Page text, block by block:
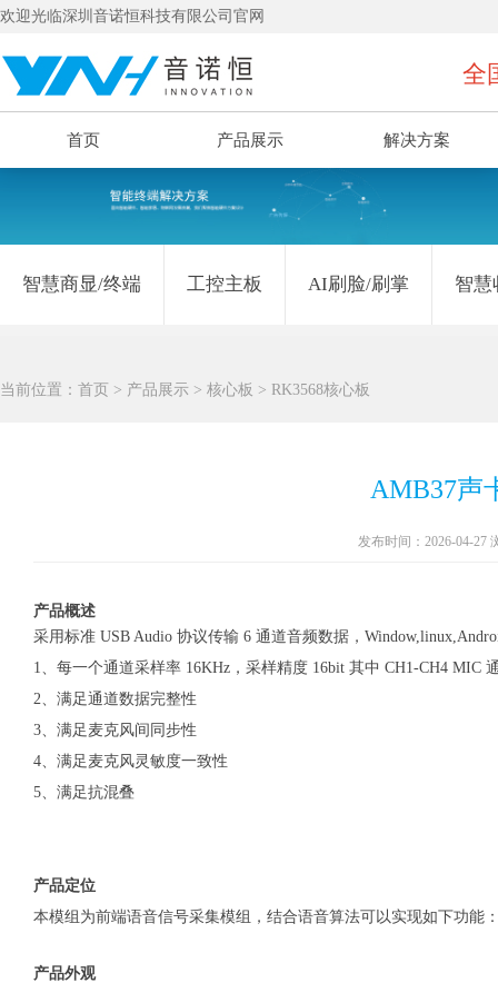
欢迎光临深圳音诺恒科技有限公司官网
全
首页 产品展示 解决方案
智慧商显/终端 工控主板 AI刷脸/刷掌 智慧
当前位置： 首页 > 产品展示 > 核心板 > RK3568核心板
AMB37声
发布时间：2026-04-27
产品概述
采用标准 USB Audio 协议传输 6 通道音频数据，
1、每一个通道采样率 16KHz，采样精度 16bit 其中 CH1-CH4 MIC
2、满足通道数据完整性
3、满足麦克风间同步性
4、满足麦克风灵敏度一致性
5、满足抗混叠
产品定位
本模组为前端语音信号采集模组，结合语音算法可以实现如下功能
产品外观